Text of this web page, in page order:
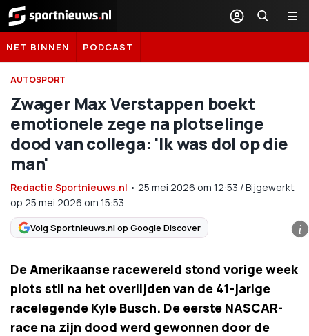
Sportnieuws.nl
NET BINNEN PODCAST
AUTOSPORT
Zwager Max Verstappen boekt
emotionele zege na plotselinge
dood van collega: 'Ik was dol op die
man'
Redactie Sportnieuws.nl • 25 mei 2026 om 12:53 /Bijgewerkt
op 25 mei 2026 om 15:53
Volg Sportnieuws.nl op Google Discover i
De Amerikaanse racewereld stond vorige week
plots stil na het overlijden van de 41-jarige
racelegende Kyle Busch. De eerste NASCAR-
race na zijn dood werd gewonnen door de